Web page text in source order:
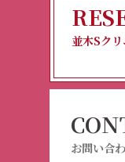
並木Sク
お問い合